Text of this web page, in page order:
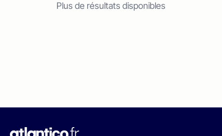
Plus de résultats disponibles